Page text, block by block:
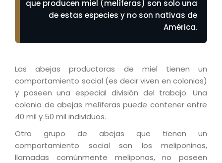
que producen miel (melíferas) son solo una
de estas especies y no son nativas de
América.
Las abejas productoras de miel tienen un
comportamiento social (es decir viven en colonias)
y poseen una especial división del trabajo. Una
colonia de abejas melíferas puede contener entre
40 mil y 50 mil individuos.
Otro grupo de abejas que tienen un
comportamiento social son los meliponinos,
llamadas comúnmente meliponas, no poseen